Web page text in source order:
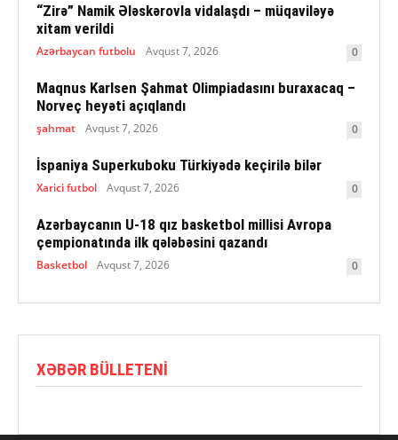
“Zirə” Namik Ələskərovla vidalaşdı – müqaviləyə
xitam verildi
Azərbaycan futbolu Avqust 7, 2026 0
Maqnus Karlsen Şahmat Olimpiadasını buraxacaq –
Norveç heyəti açıqlandı
şahmat Avqust 7, 2026 0
İspaniya Superkuboku Türkiyədə keçirilə bilər
Xarici futbol Avqust 7, 2026 0
Azərbaycanın U-18 qız basketbol millisi Avropa
çempionatında ilk qələbəsini qazandı
Basketbol Avqust 7, 2026 0
XƏBƏR BÜLLETENI